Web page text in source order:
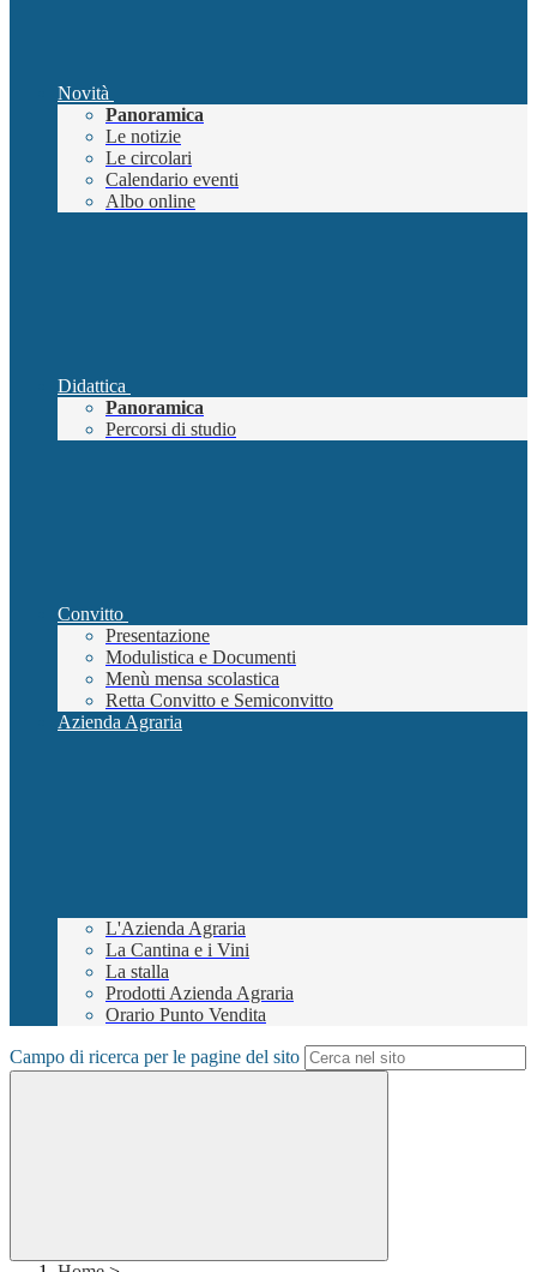
Novità
Panoramica
Le notizie
Le circolari
Calendario eventi
Albo online
Didattica
Panoramica
Percorsi di studio
Convitto
Presentazione
Modulistica e Documenti
Menù mensa scolastica
Retta Convitto e Semiconvitto
Azienda Agraria
L'Azienda Agraria
La Cantina e i Vini
La stalla
Prodotti Azienda Agraria
Orario Punto Vendita
Campo di ricerca per le pagine del sito